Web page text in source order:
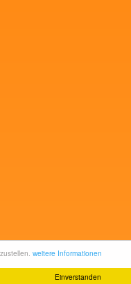
Einverstanden
weitere Informationen